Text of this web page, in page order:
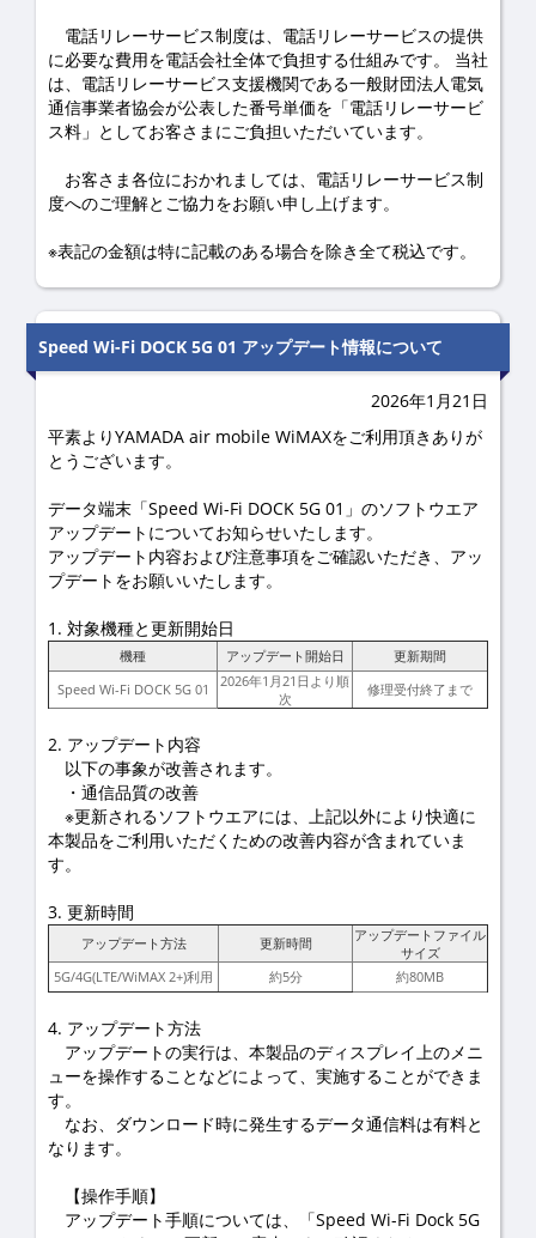
電話リレーサービス制度は、電話リレーサービスの提供
に必要な費用を電話会社全体で負担する仕組みです。 当社
は、電話リレーサービス支援機関である一般財団法人電気
通信事業者協会が公表した番号単価を「電話リレーサービ
ス料」としてお客さまにご負担いただいています。
お客さま各位におかれましては、電話リレーサービス制
度へのご理解とご協力をお願い申し上げます。
※表記の金額は特に記載のある場合を除き全て税込です。
Speed Wi-Fi DOCK 5G 01 アップデート情報について
2026年1月21日
平素よりYAMADA air mobile WiMAXをご利用頂きありが
とうございます。
データ端末「Speed Wi-Fi DOCK 5G 01」のソフトウエア
アップデートについてお知らせいたします。
アップデート内容および注意事項をご確認いただき、アッ
プデートをお願いいたします。
1. 対象機種と更新開始日
機種 アップデート開始日
更新期間
Speed Wi-Fi DOCK 5G 01
2026年1月21日より順
次
修理受付終了まで
2. アップデート内容
以下の事象が改善されます。
・通信品質の改善
※更新されるソフトウエアには、上記以外により快適に
本製品をご利用いただくための改善内容が含まれていま
す。
3. 更新時間
アップデート方法 更新時間
アップデートファイル
サイズ
5G/4G(LTE/WiMAX 2+)利用
約5分 約80MB
4. アップデート方法
アップデートの実行は、本製品のディスプレイ上のメニ
ューを操作することなどによって、実施することができま
す。
なお、ダウンロード時に発生するデータ通信料は有料と
なります。
【操作手順】
アップデート手順については、「Speed Wi-Fi Dock 5G